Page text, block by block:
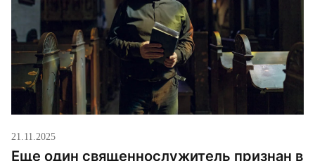
21.11.2025
Еще один священнослужитель признан в